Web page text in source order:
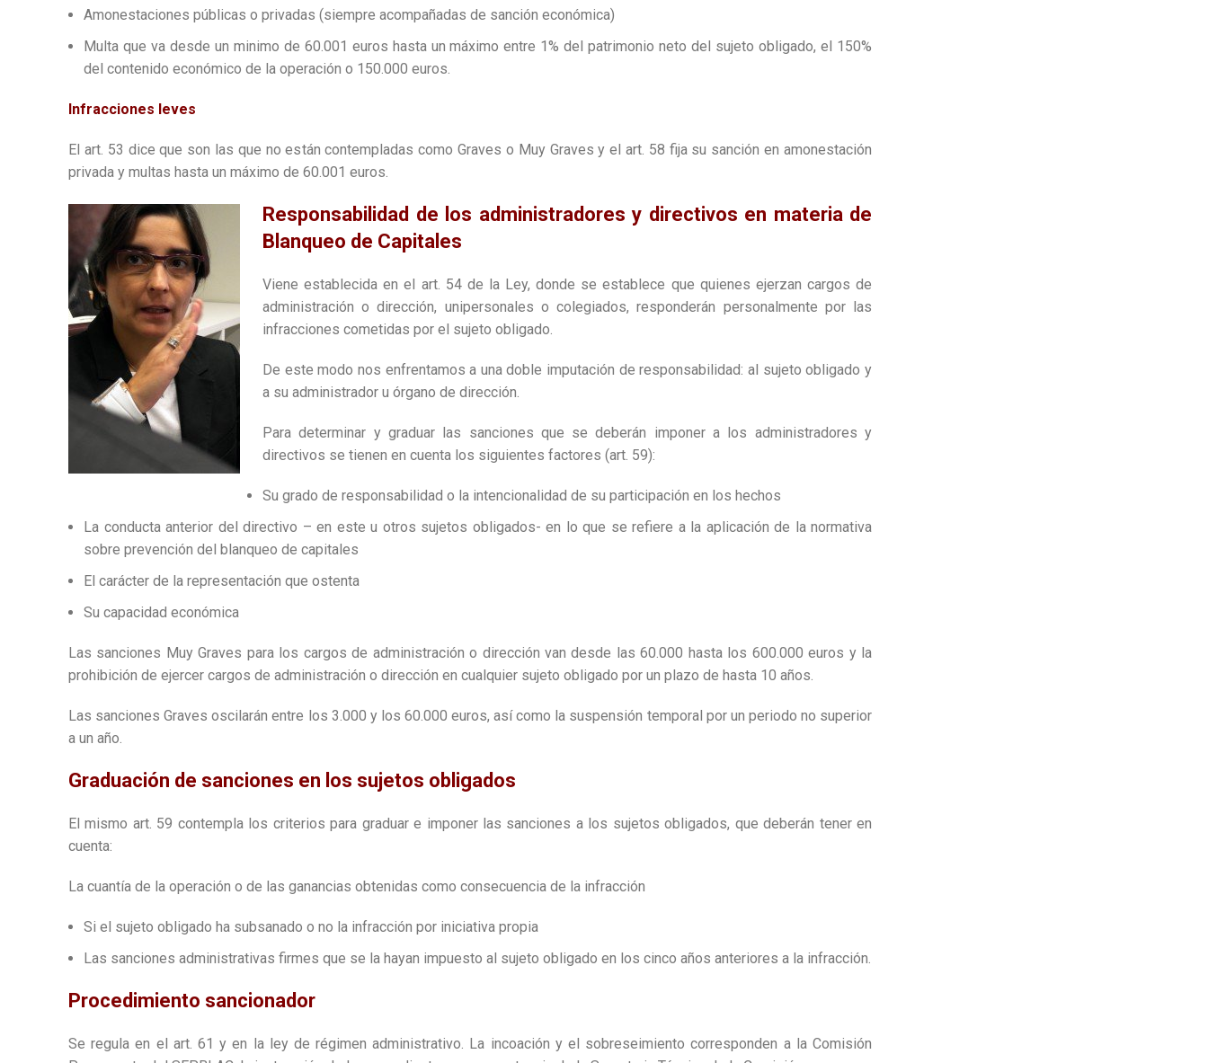
Amonestaciones públicas o privadas (siempre acompañadas de sanción económica)
Multa que va desde un minimo de 60.001 euros hasta un máximo entre 1% del patrimonio neto del sujeto obligado, el 150%
del contenido económico de la operación o 150.000 euros.
Infracciones leves
El art. 53 dice que son las que no están contempladas como Graves o Muy Graves y el art. 58 fija su sanción en amonestación
privada y multas hasta un máximo de 60.001 euros.
Responsabilidad de los administradores y directivos en materia de
Blanqueo de Capitales
Viene establecida en el art. 54 de la Ley, donde se establece que quienes ejerzan cargos de
administración o dirección, unipersonales o colegiados, responderán personalmente por las
infracciones cometidas por el sujeto obligado.
De este modo nos enfrentamos a una doble imputación de responsabilidad: al sujeto obligado y
a su administrador u órgano de dirección.
Para determinar y graduar las sanciones que se deberán imponer a los administradores y
directivos se tienen en cuenta los siguientes factores (art. 59):
Su grado de responsabilidad o la intencionalidad de su participación en los hechos
La conducta anterior del directivo – en este u otros sujetos obligados- en lo que se refiere a la aplicación de la normativa
sobre prevención del blanqueo de capitales
El carácter de la representación que ostenta
Su capacidad económica
Las sanciones Muy Graves para los cargos de administración o dirección van desde las 60.000 hasta los 600.000 euros y la
prohibición de ejercer cargos de administración o dirección en cualquier sujeto obligado por un plazo de hasta 10 años.
Las sanciones Graves oscilarán entre los 3.000 y los 60.000 euros, así como la suspensión temporal por un periodo no superior
a un año.
Graduación de sanciones en los sujetos obligados
El mismo art. 59 contempla los criterios para graduar e imponer las sanciones a los sujetos obligados, que deberán tener en
cuenta:
La cuantía de la operación o de las ganancias obtenidas como consecuencia de la infracción
Si el sujeto obligado ha subsanado o no la infracción por iniciativa propia
Las sanciones administrativas firmes que se la hayan impuesto al sujeto obligado en los cinco años anteriores a la infracción.
Procedimiento sancionador
Se regula en el art. 61 y en la ley de régimen administrativo. La incoación y el sobreseimiento corresponden a la Comisión